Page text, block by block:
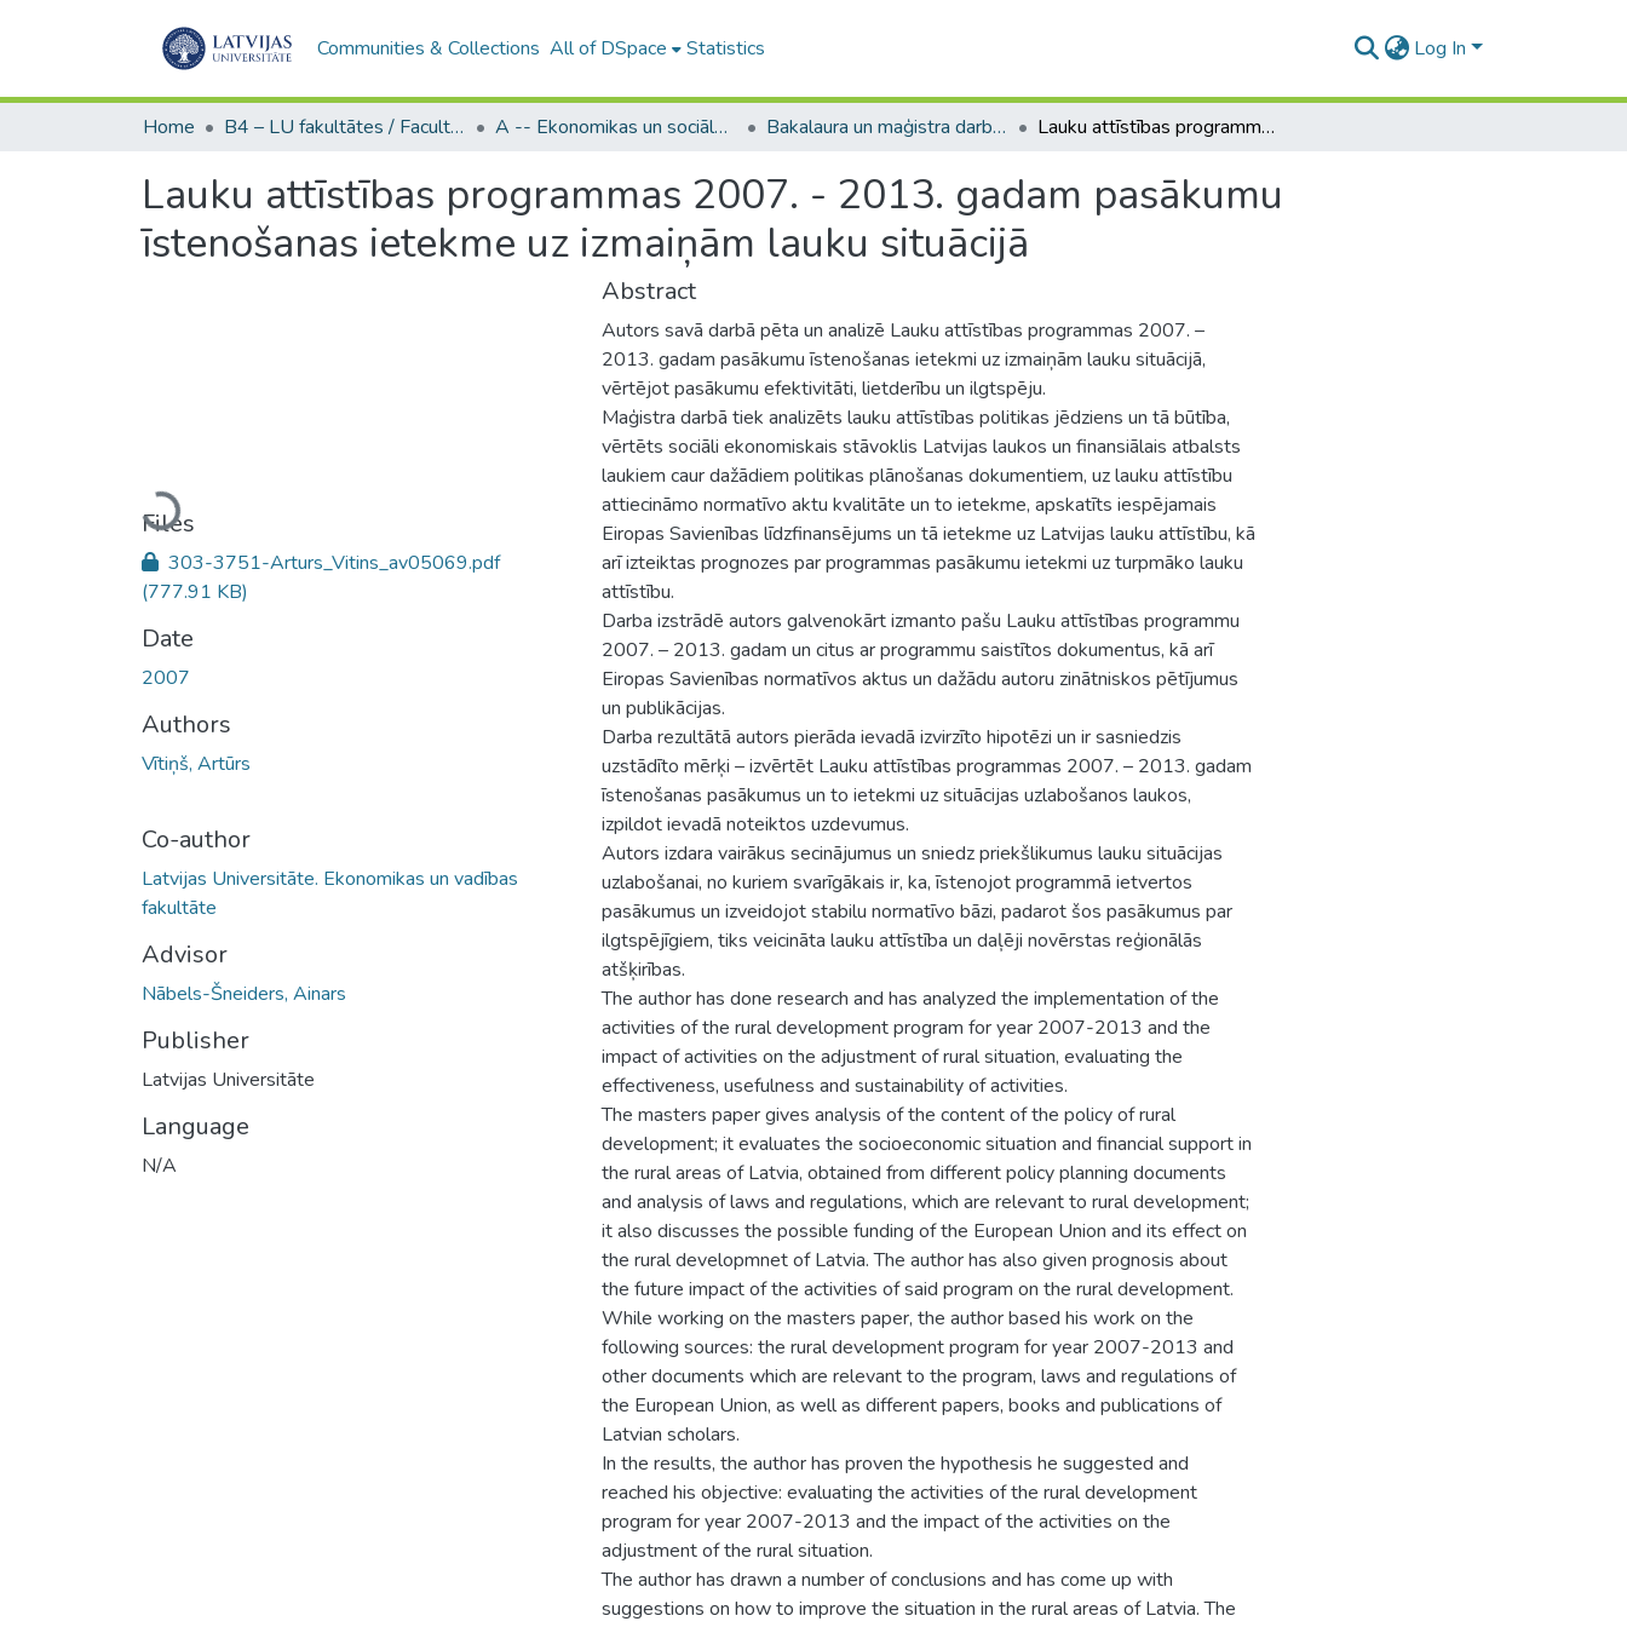
Communities & Collections All of DSpace Statistics Log In
Home B4 – LU fakultātes / Faculties of the UL A -- Ekonomikas un sociālo zinātņu fakultāte / Faculty of Economics and Social Sciences Bakalaura un maģistra darbi (ESZF) / Bachelor's and Master's theses Lauku attīstības programmas 2007. - 2013. gadam pasākumu īstenošanas ietekme uz izmaiņām lauku situācijā
Lauku attīstības programmas 2007. - 2013. gadam pasākumu
īstenošanas ietekme uz izmaiņām lauku situācijā
Loading...
Files
303-3751-Arturs_Vitins_av05069.pdf
(777.91 KB)
Date
2007
Authors
Vītiņš, Artūrs
Co-author
Latvijas Universitāte. Ekonomikas un vadības
fakultāte
Advisor
Nābels-Šneiders, Ainars
Publisher
Latvijas Universitāte
Language
N/A
Abstract
Autors savā darbā pēta un analizē Lauku attīstības programmas 2007. –
2013. gadam pasākumu īstenošanas ietekmi uz izmaiņām lauku situācijā,
vērtējot pasākumu efektivitāti, lietderību un ilgtspēju.
Maģistra darbā tiek analizēts lauku attīstības politikas jēdziens un tā būtība,
vērtēts sociāli ekonomiskais stāvoklis Latvijas laukos un finansiālais atbalsts
laukiem caur dažādiem politikas plānošanas dokumentiem, uz lauku attīstību
attiecināmo normatīvo aktu kvalitāte un to ietekme, apskatīts iespējamais
Eiropas Savienības līdzfinansējums un tā ietekme uz Latvijas lauku attīstību, kā
arī izteiktas prognozes par programmas pasākumu ietekmi uz turpmāko lauku
attīstību.
Darba izstrādē autors galvenokārt izmanto pašu Lauku attīstības programmu
2007. – 2013. gadam un citus ar programmu saistītos dokumentus, kā arī
Eiropas Savienības normatīvos aktus un dažādu autoru zinātniskos pētījumus
un publikācijas.
Darba rezultātā autors pierāda ievadā izvirzīto hipotēzi un ir sasniedzis
uzstādīto mērķi – izvērtēt Lauku attīstības programmas 2007. – 2013. gadam
īstenošanas pasākumus un to ietekmi uz situācijas uzlabošanos laukos,
izpildot ievadā noteiktos uzdevumus.
Autors izdara vairākus secinājumus un sniedz priekšlikumus lauku situācijas
uzlabošanai, no kuriem svarīgākais ir, ka, īstenojot programmā ietvertos
pasākumus un izveidojot stabilu normatīvo bāzi, padarot šos pasākumus par
ilgtspējīgiem, tiks veicināta lauku attīstība un daļēji novērstas reģionālās
atšķirības.
The author has done research and has analyzed the implementation of the
activities of the rural development program for year 2007-2013 and the
impact of activities on the adjustment of rural situation, evaluating the
effectiveness, usefulness and sustainability of activities.
The masters paper gives analysis of the content of the policy of rural
development; it evaluates the socioeconomic situation and financial support in
the rural areas of Latvia, obtained from different policy planning documents
and analysis of laws and regulations, which are relevant to rural development;
it also discusses the possible funding of the European Union and its effect on
the rural developmnet of Latvia. The author has also given prognosis about
the future impact of the activities of said program on the rural development.
While working on the masters paper, the author based his work on the
following sources: the rural development program for year 2007-2013 and
other documents which are relevant to the program, laws and regulations of
the European Union, as well as different papers, books and publications of
Latvian scholars.
In the results, the author has proven the hypothesis he suggested and
reached his objective: evaluating the activities of the rural development
program for year 2007-2013 and the impact of the activities on the
adjustment of the rural situation.
The author has drawn a number of conclusions and has come up with
suggestions on how to improve the situation in the rural areas of Latvia. The